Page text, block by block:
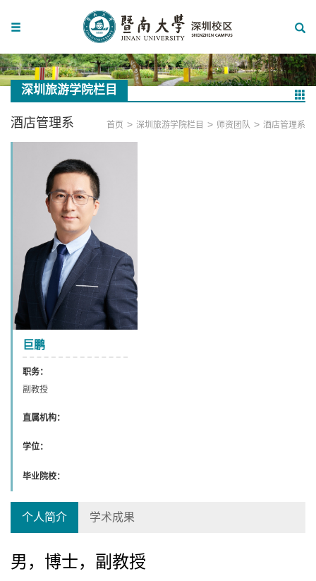
深圳旅游学院栏目
酒店管理系 首页 > 深圳旅游学院栏目 > 师资团队 > 酒店管理系
巨鹏
职务：
副教授
直属机构：
学位：
毕业院校：
个人简介 学术成果
男，博士，副教授